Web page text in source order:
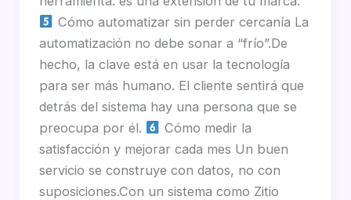
Cómo automatizar sin perder cercanía La
automatización no debe sonar a “frío”.De
hecho, la clave está en usar la tecnología
para ser más humano. El cliente sentirá que
detrás del sistema hay una persona que se
preocupa por él.
Cómo medir la
satisfacción y mejorar cada mes Un buen
servicio se construye con datos, no con
suposiciones.Con un sistema como Zitio